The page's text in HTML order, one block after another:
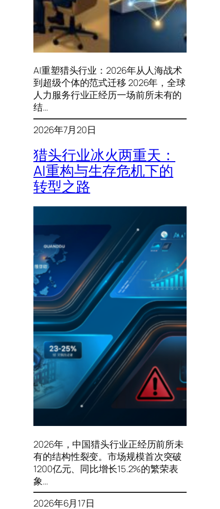
AI重塑猎头行业：2026年从人海战术
到超级个体的范式迁移 2026年，全球
人力服务行业正经历一场前所未有的
结…
2026年7月20日
猎头行业冰火两重天：
AI重构与生存危机下的
转型之路
2026年，中国猎头行业正经历前所未
有的结构性裂变。市场规模首次突破
1200亿元、同比增长15.2%的繁荣表
象…
2026年6月17日